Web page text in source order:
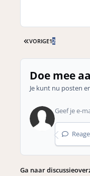
EERSTE PAGINA
VORIGE12
Doe mee
Je kunt nu posten
Ga naar